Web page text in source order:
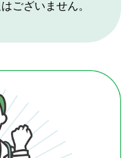
ございません。